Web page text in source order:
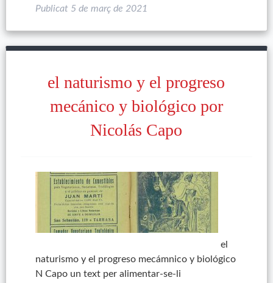
Publicat 5 de març de 2021
el naturismo y el progreso
mecánico y biológico por
Nicolás Capo
el
naturismo y el progreso mecámnico y biológico
N Capo un text per alimentar-se-li